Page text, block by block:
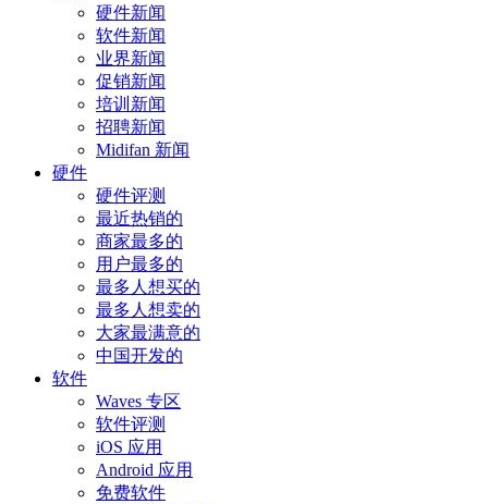
硬件新闻
软件新闻
业界新闻
促销新闻
培训新闻
招聘新闻
Midifan 新闻
硬件
硬件评测
最近热销的
商家最多的
用户最多的
最多人想买的
最多人想卖的
大家最满意的
中国开发的
软件
Waves 专区
软件评测
iOS 应用
Android 应用
免费软件